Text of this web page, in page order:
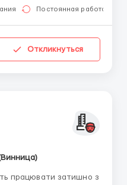
Постоянная работа
Откликнуться